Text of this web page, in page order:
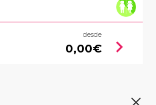
desde
0,00€ chevron_right